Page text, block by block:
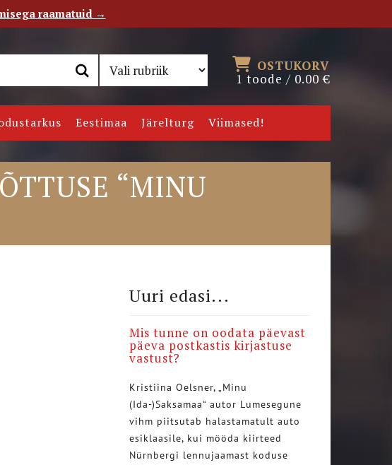
OSTUKORV
1 toode / 0.00€
Eestimaa Järelturg Viimased!
“MINU
Uuri edasi...
Mis tunne on oodata päevast
päeva postkastis kirjastuse
vastust?
Kristiina Oelsner, „Minu
(Ida-)Saksamaa“ autor Lumesegune
vihm piitsutab halastamatult auto
esiklaasile, kui mööda kiirteed
Nürnbergi lennujaamast koduse
raamatuid →